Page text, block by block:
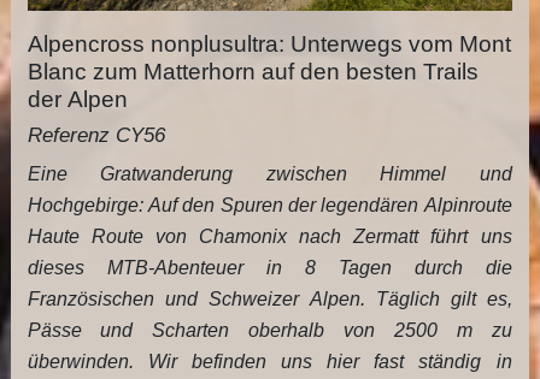
Alpencross nonplusultra: Unterwegs vom Mont
Blanc zum Matterhorn auf den besten Trails
der Alpen
Referenz CY56
Eine Gratwanderung zwischen Himmel und
Hochgebirge: Auf den Spuren der legendären Alpinroute
Haute Route von Chamonix nach Zermatt führt uns
dieses MTB-Abenteuer in 8 Tagen durch die
Französischen und Schweizer Alpen. Täglich gilt es,
Pässe und Scharten oberhalb von 2500 m zu
überwinden. Wir befinden uns hier fast ständig in